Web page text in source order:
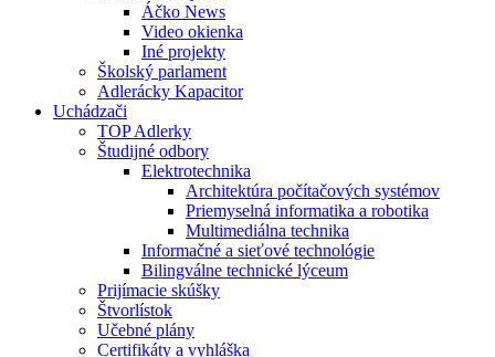
Áčko News
Video okienka
Iné projekty
Školský parlament
Adlerácky Kapacitor
Uchádzači
TOP Adlerky
Študijné odbory
Elektrotechnika
Architektúra počítačových systémov
Priemyselná informatika a robotika
Multimediálna technika
Informačné a sieťové technológie
Bilingválne technické lýceum
Prijímacie skúšky
Štvorlístok
Učebné plány
Certifikáty a vyhláška